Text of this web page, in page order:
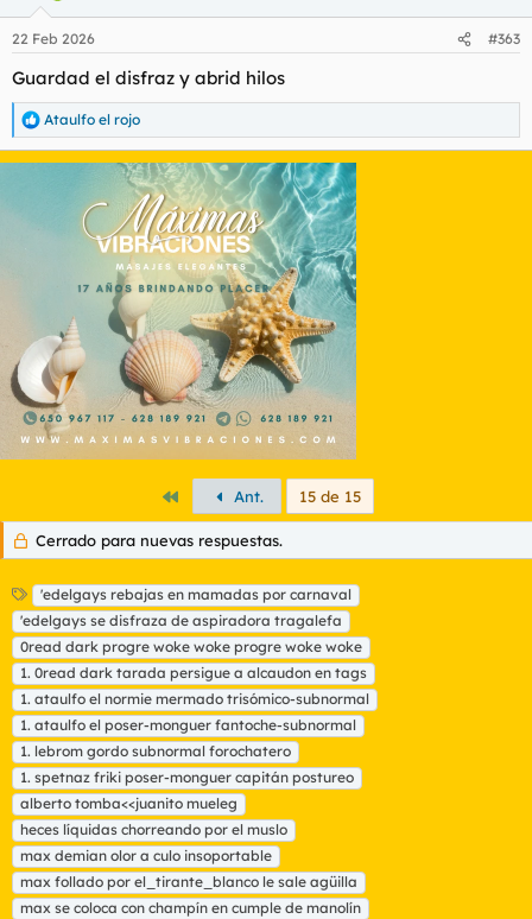
e
:
22 Feb 2026 #363
Guardad el disfraz y abrid hilos
R
e
a
Ataulfo el rojo
PrimeroAnt. 15 de 15
Cerrado para nuevas respuestas.
E
t
i
q
u
e
t
a
s
'edelgays rebajas en mamadas por carnaval
'edelgays se disfraza de aspiradora tragalefa
0read dark progre woke woke progre woke woke
1. 0read dark tarada persigue a alcaudon en tags
1. ataulfo el normie mermado trisómico-subnormal
1. ataulfo el poser-monguer fantoche-subnormal
1. lebrom gordo subnormal forochatero
1. spetnaz friki poser-monguer capitán postureo
alberto tomba<<juanito mueleg
heces líquidas chorreando por el muslo
max demian olor a culo insoportable
max follado por el_tirante_blanco le sale agüilla
max se coloca con champín en cumple de manolín